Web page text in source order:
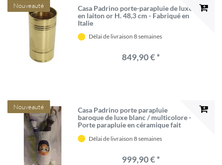
Nouveauté
Casa Padrino porte-parapluie de luxe
en laiton or H. 48,3 cm - Fabriqué en
Italie
Délai de livraison 8 semaines
849,90 € *
Nouveauté
Casa Padrino porte parapluie
baroque de luxe blanc / multicolore -
Porte parapluie en céramique fait
Qualité de luxe - Fabriqué en Italie
Délai de livraison 8 semaines
999,90 € *